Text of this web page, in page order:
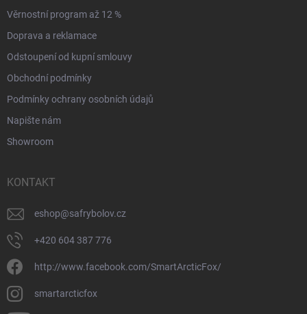
Věrnostní program až 12 %
Doprava a reklamace
Odstoupení od kupní smlouvy
Obchodní podmínky
Podmínky ochrany osobních údajů
Napište nám
Showroom
KONTAKT
eshop@safrybolov.cz
+420 604 387 776
http://www.facebook.com/SmartArcticFox/
smartarcticfox